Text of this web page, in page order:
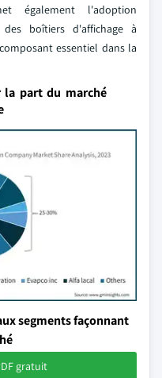
également l'adoption
des boîtiers d'affichage à
essentiel dans la
la part du marché
segments façonnant
gratuit